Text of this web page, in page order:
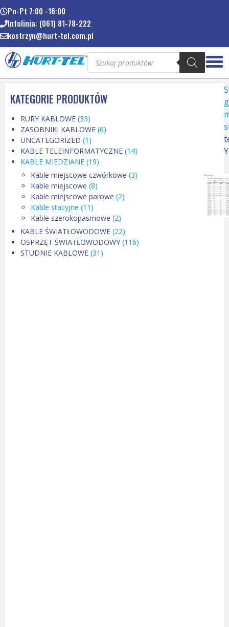
Pn-Pt 7:00 -16:00
Infolinia: (061) 81-78-222
kostrzyn@hurt-tel.com.pl
KATEGORIE PRODUKTÓW
RURY KABLOWE (33)
ZASOBNIKI KABLOWE (6)
UNCATEGORIZED (1)
KABLE TELEINFORMATYCZNE (14)
KABLE MIEDZIANE (19)
Kable miejscowe czwórkowe (3)
Kable miejscowe (8)
Kable miejscowe parowe (2)
Kable stacyjne (11)
Kable szerokopasmowe (2)
KABLE ŚWIATŁOWODOWE (22)
OSPRZĘT ŚWIATŁOWODOWY (116)
STUDNIE KABLOWE (31)